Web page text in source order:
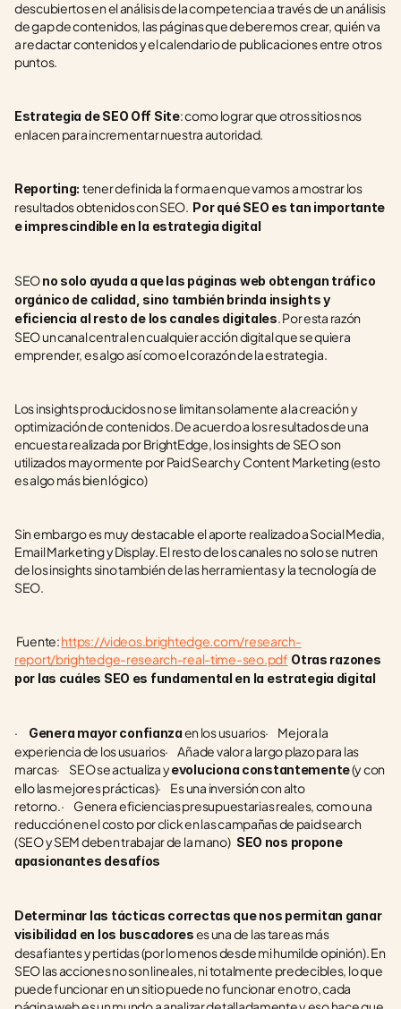
descubiertos en el análisis de la competencia a través de un análisis
de gap de contenidos, las páginas que deberemos crear, quién va
a redactar contenidos y el calendario de publicaciones entre otros
puntos.
Estrategia de SEO Off Site: como lograr que otros sitios nos
enlacen para incrementar nuestra autoridad.
Reporting: tener definida la forma en que vamos a mostrar los
resultados obtenidos con SEO. Por qué SEO es tan importante
e imprescindible en la estrategia digital
SEO no solo ayuda a que las páginas web obtengan tráfico
orgánico de calidad, sino también brinda insights y
eficiencia al resto de los canales digitales. Por esta razón
SEO un canal central en cualquier acción digital que se quiera
emprender, es algo así como el corazón de la estrategia.
Los insights producidos no se limitan solamente a la creación y
optimización de contenidos. De acuerdo a los resultados de una
encuesta realizada por BrightEdge, los insights de SEO son
utilizados mayormente por Paid Search y Content Marketing (esto
es algo más bien lógico)
Sin embargo es muy destacable el aporte realizado a Social Media,
Email Marketing y Display. El resto de los canales no solo se nutren
de los insights sino también de las herramientas y la tecnología de
SEO.
Fuente: https://videos.brightedge.com/research-
report/brightedge-research-real-time-seo.pdf Otras razones
por las cuáles SEO es fundamental en la estrategia digital
· Genera mayor confianza en los usuarios·      Mejora la
experiencia de los usuarios·      Añade valor a largo plazo para las
marcas·      SEO se actualiza y evoluciona constantemente (y con
ello las mejores prácticas)·      Es una inversión con alto
retorno.·      Genera eficiencias presupuestarias reales, como una
reducción en el costo por click en las campañas de paid search
(SEO y SEM deben trabajar de la mano) SEO nos propone
apasionantes desafíos
Determinar las tácticas correctas que nos permitan ganar
visibilidad en los buscadores es una de las tareas más
desafiantes y pertidas (por lo menos desde mi humilde opinión). En
SEO las acciones no son lineales, ni totalmente predecibles, lo que
puede funcionar en un sitio puede no funcionar en otro, cada